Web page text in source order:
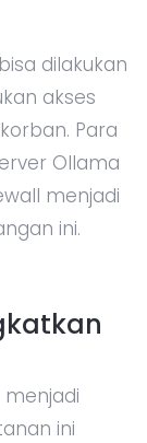
dilakukan
akses
Para
Ollama
menjadi
ini.
menjadi
ini